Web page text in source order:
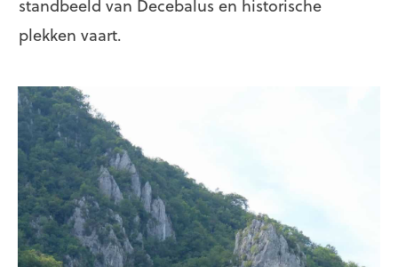
plekken vaart.